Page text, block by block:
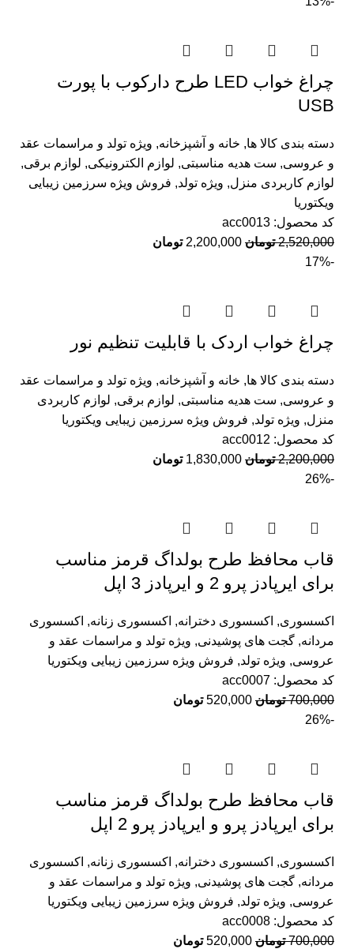
چراغ خواب LED طرح دارکوب با پورت
USB
دسته بندی کالا ها, خانه و آشپزخانه, ویژه تولد و مراسمات عقد
و عروسی, ست هدیه مناسبتی, لوازم الکترونیکی, لوازم برقی,
لوازم کاربردی منزل, ویژه تولد, فروش ویژه سرزمین زیبایی
ویکتوریا
کد محصول: acc0013
2,520,000 تومان 2,200,000 تومان
-17%
چراغ خواب اردک با قابلیت تنظیم نور
دسته بندی کالا ها, خانه و آشپزخانه, ویژه تولد و مراسمات عقد
و عروسی, ست هدیه مناسبتی, لوازم برقی, لوازم کاربردی
منزل, ویژه تولد, فروش ویژه سرزمین زیبایی ویکتوریا
کد محصول: acc0012
2,200,000 تومان 1,830,000 تومان
-26%
قاب محافظ طرح بولداگ قرمز مناسب
برای ایرپادز پرو 2 و ایرپادز 3 اپل
اکسسوری, اکسسوری دخترانه, اکسسوری زنانه, اکسسوری
مردانه, گجت های پوشیدنی, ویژه تولد و مراسمات عقد و
عروسی, ویژه تولد, فروش ویژه سرزمین زیبایی ویکتوریا
کد محصول: acc0007
700,000 تومان 520,000 تومان
-26%
قاب محافظ طرح بولداگ قرمز مناسب
برای ایرپادز پرو و ایرپادز پرو 2 اپل
اکسسوری, اکسسوری دخترانه, اکسسوری زنانه, اکسسوری
مردانه, گجت های پوشیدنی, ویژه تولد و مراسمات عقد و
عروسی, ویژه تولد, فروش ویژه سرزمین زیبایی ویکتوریا
کد محصول: acc0008
700,000 تومان 520,000 تومان